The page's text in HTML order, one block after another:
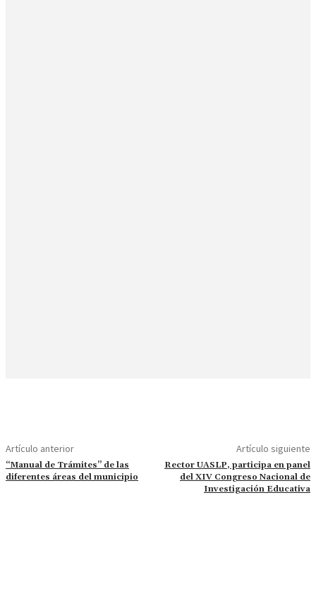
Artículo anterior
“Manual de Trámites” de las
diferentes áreas del municipio
Artículo siguiente
Rector UASLP, participa en panel
del XIV Congreso Nacional de
Investigación Educativa